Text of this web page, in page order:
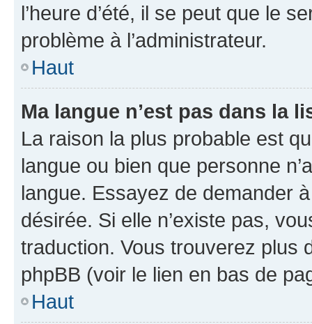
l’heure d’été, il se peut que le
problème à l’administrateur.
Haut
Ma langue n’est pas dans la
La raison la plus probable est
langue ou bien que personne
langue. Essayez de demander
désirée. Si elle n’existe pas,
traduction. Vous trouverez plus
phpBB (voir le lien en bas de
Haut